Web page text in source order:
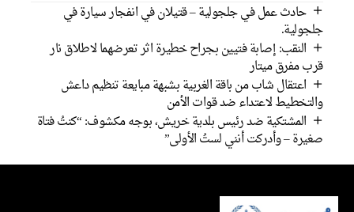
حادث عمل في جلجولية – قتيلان في انفجار سيارة في
جلجولية.
النقب: إصابة فتيين بجراح خطيرة اثر تعرضهما لاطلاق نار
قرب مفرق ميتار
اعتقال شاب من باقة الغربية بشبهة مبايعة تنظيم داعش
والتخطيط لاعتداء ضد قوات الأمن
المشتكية ضد رئيس بلدية خريش، بوجه مكشوف: “كنتُ فتاة
صغيرة – وأدركت أنني لستُ الأولى”